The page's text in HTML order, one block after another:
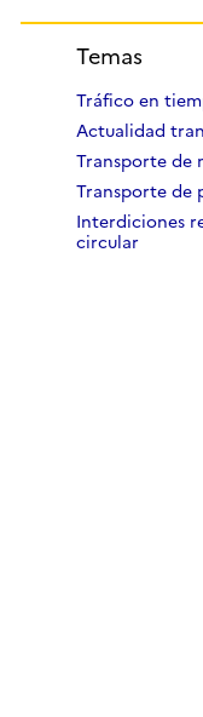
Temas
Tráfico en
Actualidad
Transporte de
Transporte de
Interdiciones
circular